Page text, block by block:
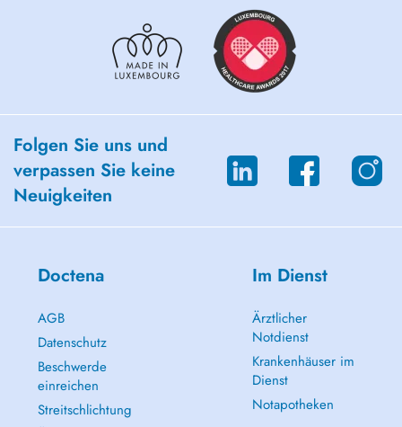
Folgen Sie uns und
verpassen Sie keine
Neuigkeiten
Doctena
AGB
Datenschutz
Beschwerde
einreichen
Streitschlichtung
Im Dienst
Ärztlicher
Notdienst
Krankenhäuser im
Dienst
Notapotheken